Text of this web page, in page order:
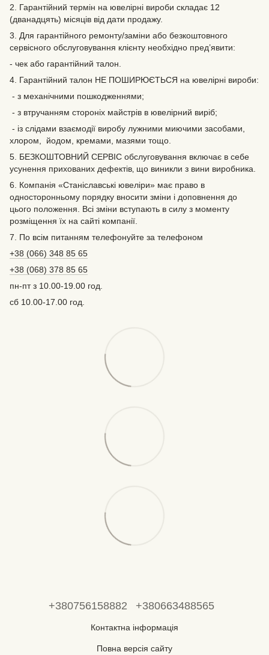
2. Гарантійний термін на ювелірні вироби складає 12
(дванадцять) місяців від дати продажу.
3. Для гарантійного ремонту/заміни або безкоштовного
сервісного обслуговування клієнту необхідно пред’явити:
- чек або гарантійний талон.
4. Гарантійний талон НЕ ПОШИРЮЄТЬСЯ на ювелірні вироби:
- з механічними пошкодженнями;
- з втручанням стороніх майстрів в ювелірний виріб;
- із слідами взаємодії виробу лужними миючими засобами,
хлором, йодом, кремами, мазями тощо.
5. БЕЗКОШТОВНИЙ СЕРВІС обслуговування включає в себе
усунення прихованих дефектів‚ що виникли з вини виробника.
6. Компанія «Станіславські ювеліри» має право в
односторонньому порядку вносити зміни і доповнення до
цього положення. Всі зміни вступають в силу з моменту
розміщення їх на сайті компанії.
7. По всім питанням телефонуйте за телефоном
+38 (066) 348 85 65
+38 (068) 378 85 65
пн-пт з 10.00-19.00 год.
сб 10.00-17.00 год.
+380756158882 +380663488565
Контактна інформація
Повна версія сайту